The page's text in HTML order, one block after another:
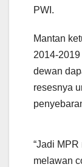
PWI.
Mantan
2014-
dewan
resesnya
“Jadi
melawan